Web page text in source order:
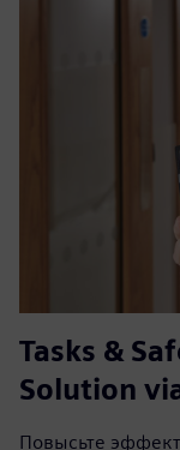
Tasks &
Solution
Повысьте